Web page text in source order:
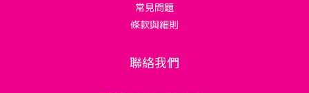
常見問題
條款與細則
聯絡我們